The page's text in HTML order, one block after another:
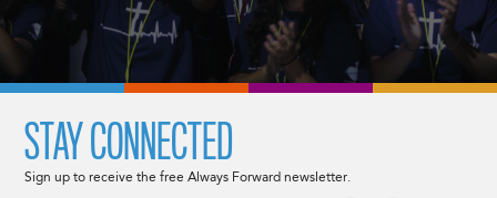
STAY CONNECTED
Sign up to receive the free Always Forward newsletter.